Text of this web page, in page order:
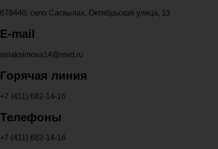
678440, село Саскылах, Октябрьская улица, 13
E-mail
smaksimova14@mvd.ru
Горячая линия
+7 (411) 682-14-16
Телефоны
+7 (411) 682-14-16